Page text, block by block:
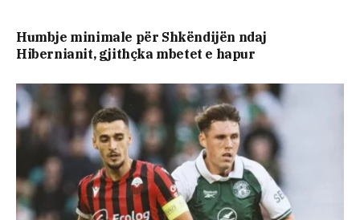
Humbje minimale për Shkëndijën ndaj
Hibernianit, gjithçka mbetet e hapur